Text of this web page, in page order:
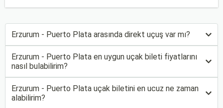
Erzurum - Puerto Plata arasında direkt uçuş var mı?
Erzurum - Puerto Plata en uygun uçak bileti fiyatlarını
nasıl bulabilirim?
Erzurum - Puerto Plata uçak biletini en ucuz ne zaman
alabilirim?